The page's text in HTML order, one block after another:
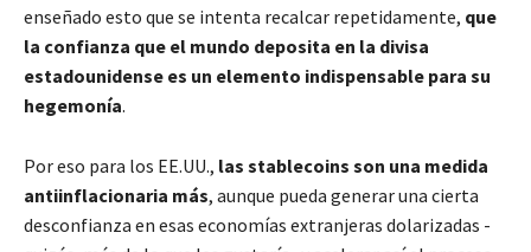
enseñado esto que se intenta recalcar repetidamente, que
la confianza que el mundo deposita en la divisa
estadounidense es un elemento indispensable para su
hegemonía.
Por eso para los EE.UU., las stablecoins son una medida
antiinflacionaria más, aunque pueda generar una cierta
desconfianza en esas economías extranjeras dolarizadas -